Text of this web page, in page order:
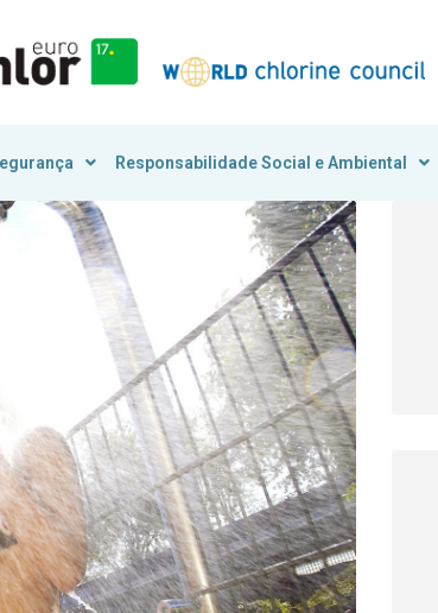
Responsabilidade Social e Ambiental